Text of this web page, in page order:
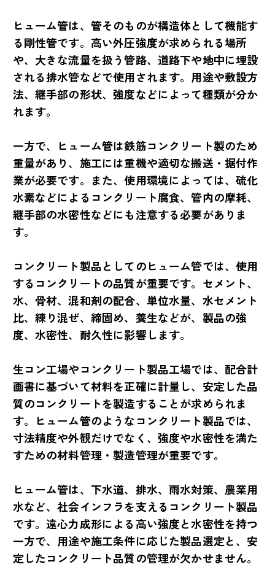
ヒューム管は、管そのものが構造体として機能す
る剛性管です。高い外圧強度が求められる場所
や、大きな流量を扱う管路、道路下や地中に埋設
される排水管などで使用されます。用途や敷設方
法、継手部の形状、強度などによって種類が分か
れます。
一方で、ヒューム管は鉄筋コンクリート製のため
重量があり、施工には重機や適切な搬送・据付作
業が必要です。また、使用環境によっては、硫化
水素などによるコンクリート腐食、管内の摩耗、
継手部の水密性などにも注意する必要がありま
す。
コンクリート製品としてのヒューム管では、使用
するコンクリートの品質が重要です。セメント、
水、骨材、混和剤の配合、単位水量、水セメント
比、練り混ぜ、締固め、養生などが、製品の強
度、水密性、耐久性に影響します。
生コン工場やコンクリート製品工場では、配合計
画書に基づいて材料を正確に計量し、安定した品
質のコンクリートを製造することが求められま
す。ヒューム管のようなコンクリート製品では、
寸法精度や外観だけでなく、強度や水密性を満た
すための材料管理・製造管理が重要です。
ヒューム管は、下水道、排水、雨水対策、農業用
水など、社会インフラを支えるコンクリート製品
です。遠心力成形による高い強度と水密性を持つ
一方で、用途や施工条件に応じた製品選定と、安
定したコンクリート品質の管理が欠かせません。